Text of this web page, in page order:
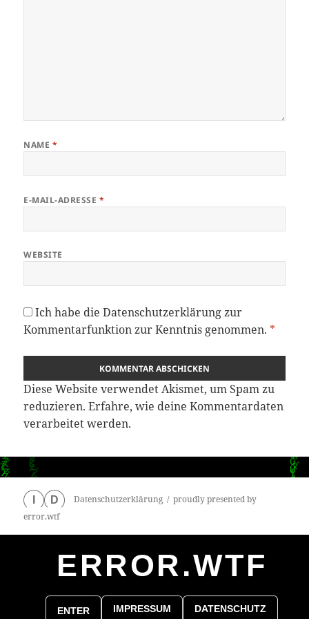
NAME *
E-MAIL-ADRESSE *
WEBSITE
Ich habe dieDatenschutzerklärungzur
Kommentarfunktion zur Kenntnis genommen. *
Diese Website verwendet Akismet, um Spam zu
reduzieren.Erfahre, wie deine Kommentardaten
verarbeitet werden.
D Datenschutzerklärung
proudly presented by
error.wtf
ERROR.WTF
ENTER IMPRESSUM DATENSCHUTZ